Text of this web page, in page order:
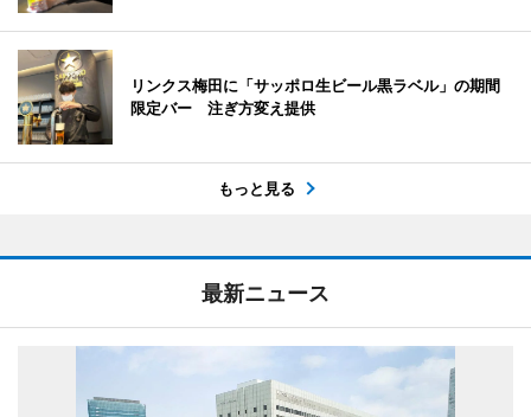
リンクス梅田に「サッポロ生ビール黒ラベル」の期間
限定バー 注ぎ方変え提供
もっと見る
最新ニュース